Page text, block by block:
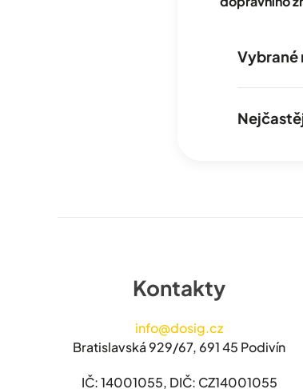
Vybrané
Kontakty
info@dosig.cz
Bratislavská 929/67, 691 45 Podivín
IČ: 14001055, DIČ: CZ14001055